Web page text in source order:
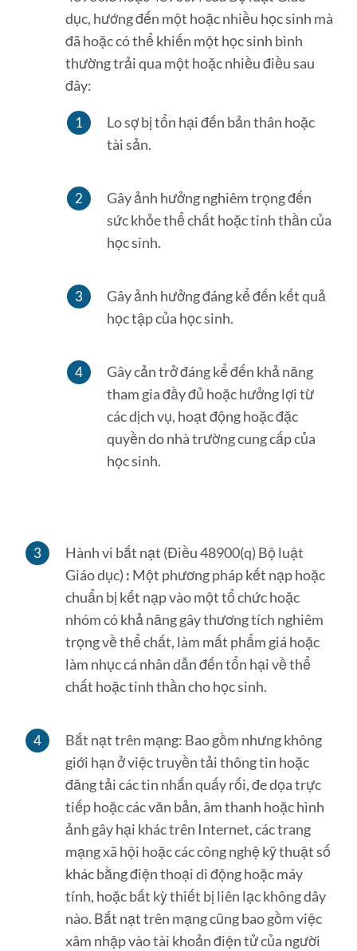
dục, hướng đến một hoặc nhiều học sinh mà
đã hoặc có thể khiến một học sinh bình
thường trải qua một hoặc nhiều điều sau
đây:
Lo sợ bị tổn hại đến bản thân hoặc
tài sản.
Gây ảnh hưởng nghiêm trọng đến
sức khỏe thể chất hoặc tinh thần của
học sinh.
Gây ảnh hưởng đáng kể đến kết quả
học tập của học sinh.
Gây cản trở đáng kể đến khả năng
tham gia đầy đủ hoặc hưởng lợi từ
các dịch vụ, hoạt động hoặc đặc
quyền do nhà trường cung cấp của
học sinh.
Hành vi bắt nạt (Điều 48900(q) Bộ luật
Giáo dục) : Một phương pháp kết nạp hoặc
chuẩn bị kết nạp vào một tổ chức hoặc
nhóm có khả năng gây thương tích nghiêm
trọng về thể chất, làm mất phẩm giá hoặc
làm nhục cá nhân dẫn đến tổn hại về thể
chất hoặc tinh thần cho học sinh.
Bắt nạt trên mạng: Bao gồm nhưng không
giới hạn ở việc truyền tải thông tin hoặc
đăng tải các tin nhắn quấy rối, đe dọa trực
tiếp hoặc các văn bản, âm thanh hoặc hình
ảnh gây hại khác trên Internet, các trang
mạng xã hội hoặc các công nghệ kỹ thuật số
khác bằng điện thoại di động hoặc máy
tính, hoặc bất kỳ thiết bị liên lạc không dây
nào. Bắt nạt trên mạng cũng bao gồm việc
xâm nhập vào tài khoản điện tử của người